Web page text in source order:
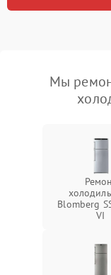
Мы
Blomberg
VI